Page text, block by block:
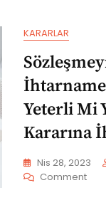
KARARLAR
İhtarname
Yeterli Mi
Kararına
Nis 28, 2023
CommentOn